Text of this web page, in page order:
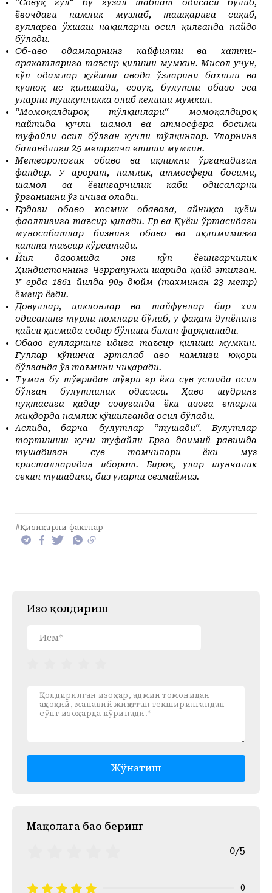
“Совуқ гул“
бу гўзал табиат ҳодисаси бўлиб,
ёғочдаги намлик музлаб, ташқарига сиқиб,
гулларга ўхшаш нақшларни ҳосил қилганда пайдо
бўлади.
Об-ҳаво одамларнинг кайфияти ва хатти-
ҳаракатларига таъсир қилиши мумкин. Мисол учун,
кўп одамлар қуёшли ҳавода ўзларини бахтли ва
қувноқ ҳис қилишади, совуқ, булутли обҳаво эса
уларни тушкунликка олиб келиши мумкин.
“Момоқалдироқ тўлқинлари“
момоқалдироқ
пайтида кучли шамол ва атмосфера босими
туфайли ҳосил бўлган кучли тўлқинлар. Уларнинг
баландлиги 25 метргача етиши мумкин.
Метеорология обҳаво ва иқлимни ўрганадиган
фандир. У ҳарорат, намлик, атмосфера босими,
шамол ва ёғингарчилик каби ҳодисаларни
ўрганишни ўз ичига олади.
Ердаги обҳаво космик обҳавога, айниқса қуёш
фаоллигига таъсир қилади. Ер ва Қуёш ўртасидаги
муносабатлар бизнинг обҳаво ва иқлимимизга
катта таъсир кўрсатади.
Йил давомида энг кўп ёғингарчилик
Ҳиндистоннинг Черрапунжи шаҳрида қайд этилган.
У ерда 1861 йилда 905 дюйм (тахминан 23 метр)
ёмғир ёғди.
Довуллар, циклонлар ва тайфунлар бир хил
ҳодисанинг турли номлари бўлиб, у фақат дунёнинг
қайси қисмида содир бўлиши билан фарқланади.
Обҳаво гулларнинг ҳидига таъсир қилиши мумкин.
Гуллар кўпинча эрталаб ҳаво намлиги юқори
бўлганда ўз таъмини чиқаради.
Туман бу тўғридан тўғри ер ёки сув устида ҳосил
бўлган булутлилик ҳодисаси. Ҳаво шудринг
нуқтасига қадар совуганда ёки ҳавога етарли
миқдорда намлик қўшилганда ҳосил бўлади.
Аслида, барча булутлар “тушади“. Булутлар
тортишиш кучи туфайли Ерга доимий равишда
тушадиган сув томчилари ёки муз
кристалларидан иборат. Бироқ, улар шунчалик
секин тушадики, биз уларни сезмаймиз.
#Қизиқарли фактлар
Изоҳ қолдириш
Жўнатиш
Mақолага баҳо беринг
0/5
0